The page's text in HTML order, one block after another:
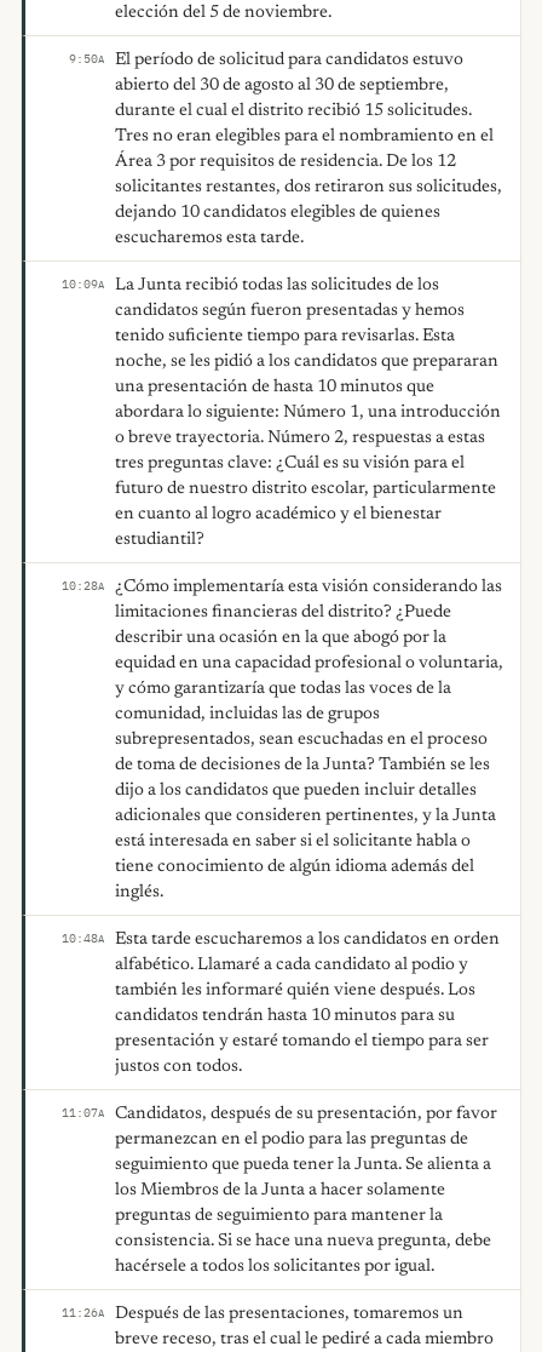
elección del 5 de noviembre.
9:50A
El período de solicitud para candidatos estuvo
abierto del 30 de agosto al 30 de septiembre,
durante el cual el distrito recibió 15 solicitudes.
Tres no eran elegibles para el nombramiento en el
Área 3 por requisitos de residencia. De los 12
solicitantes restantes, dos retiraron sus solicitudes,
dejando 10 candidatos elegibles de quienes
escucharemos esta tarde.
10:09A
La Junta recibió todas las solicitudes de los
candidatos según fueron presentadas y hemos
tenido suficiente tiempo para revisarlas. Esta
noche, se les pidió a los candidatos que prepararan
una presentación de hasta 10 minutos que
abordara lo siguiente: Número 1, una introducción
o breve trayectoria. Número 2, respuestas a estas
tres preguntas clave: ¿Cuál es su visión para el
futuro de nuestro distrito escolar, particularmente
en cuanto al logro académico y el bienestar
estudiantil?
10:28A
¿Cómo implementaría esta visión considerando las
limitaciones financieras del distrito? ¿Puede
describir una ocasión en la que abogó por la
equidad en una capacidad profesional o voluntaria,
y cómo garantizaría que todas las voces de la
comunidad, incluidas las de grupos
subrepresentados, sean escuchadas en el proceso
de toma de decisiones de la Junta? También se les
dijo a los candidatos que pueden incluir detalles
adicionales que consideren pertinentes, y la Junta
está interesada en saber si el solicitante habla o
tiene conocimiento de algún idioma además del
inglés.
10:48A
Esta tarde escucharemos a los candidatos en orden
alfabético. Llamaré a cada candidato al podio y
también les informaré quién viene después. Los
candidatos tendrán hasta 10 minutos para su
presentación y estaré tomando el tiempo para ser
justos con todos.
11:07A
Candidatos, después de su presentación, por favor
permanezcan en el podio para las preguntas de
seguimiento que pueda tener la Junta. Se alienta a
los Miembros de la Junta a hacer solamente
preguntas de seguimiento para mantener la
consistencia. Si se hace una nueva pregunta, debe
hacérsele a todos los solicitantes por igual.
11:26A
Después de las presentaciones, tomaremos un
breve receso, tras el cual le pediré a cada miembro